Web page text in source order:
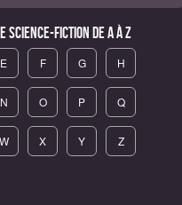
science-fiction de A à Z
E F G H
N O P Q
W X Y Z